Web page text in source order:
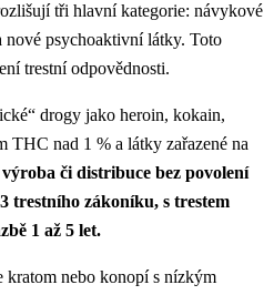
tři hlavní kategorie: návykové
psychoaktivní látky. Toto
trestní odpovědnosti.
drogy jako heroin, kokain,
THC nad 1 % a látky zařazené na
či distribuce bez povolení
trestního zákoníku, s trestem
1 až 5 let.
kratom nebo konopí s nízkým